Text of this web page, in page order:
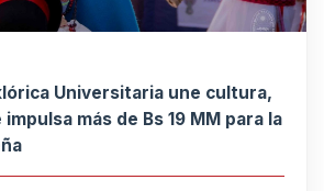
Universitaria une cultura,
más de Bs 19 MM para la